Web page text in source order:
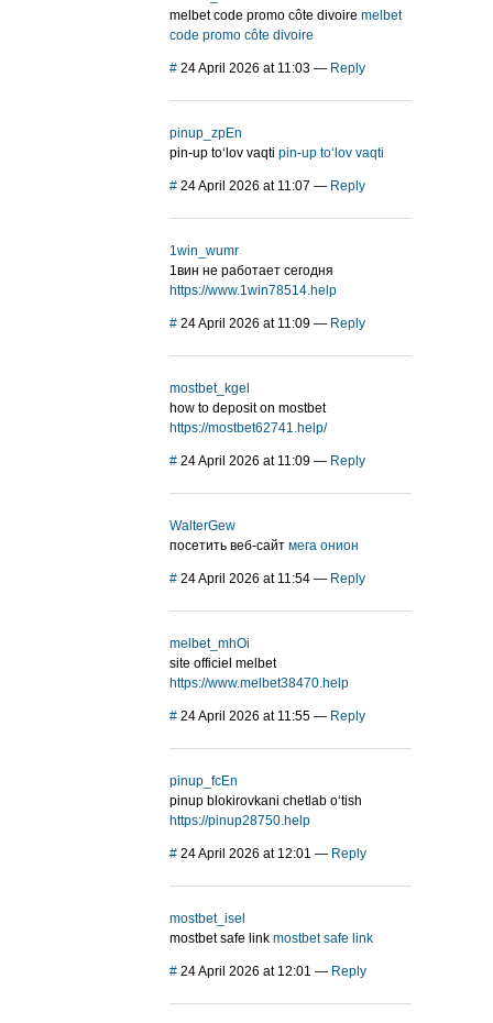
melbet code promo côte divoire melbet
code promo côte divoire
# 24 April 2026 at 11:03 — Reply
pinup_zpEn
pin-up to‘lov vaqti pin-up to‘lov vaqti
# 24 April 2026 at 11:07 — Reply
1win_wumr
1вин не работает сегодня
https://www.1win78514.help
# 24 April 2026 at 11:09 — Reply
mostbet_kgel
how to deposit on mostbet
https://mostbet62741.help/
# 24 April 2026 at 11:09 — Reply
WalterGew
посетить веб-сайт мега онион
# 24 April 2026 at 11:54 — Reply
melbet_mhOi
site officiel melbet
https://www.melbet38470.help
# 24 April 2026 at 11:55 — Reply
pinup_fcEn
pinup blokirovkani chetlab o‘tish
https://pinup28750.help
# 24 April 2026 at 12:01 — Reply
mostbet_isel
mostbet safe link mostbet safe link
# 24 April 2026 at 12:01 — Reply